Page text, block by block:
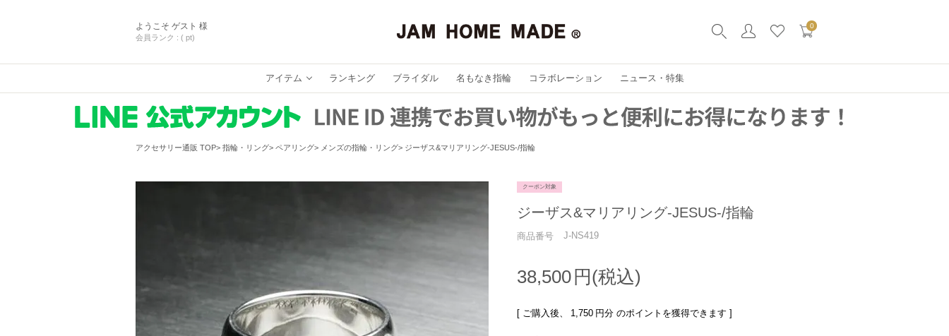
ようこそ ゲスト 様
会員ランク : ( pt)
0
アイテム ランキング ブライダル 名もなき指輪 コラボレーション ニュース・特集
アクセサリー通販 TOP 指輪・リング ペアリング メンズの指輪・リング ジーザス&マリアリング-JESUS-/指輪
クーポン対象
ジーザス&マリアリング-JESUS-/指輪
商品番号 J-NS419
38,500
[ ご購入後、 1,750 円分 のポイントを獲得できます ]